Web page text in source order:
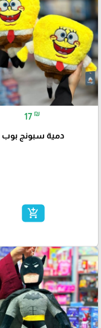
17 ₪
دمية سبونج بوب
add_shopping_cart